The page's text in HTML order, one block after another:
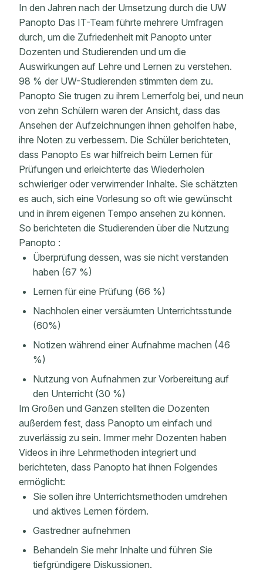
In den Jahren nach der Umsetzung durch die UW
Panopto Das IT-Team führte mehrere Umfragen
durch, um die Zufriedenheit mit Panopto unter
Dozenten und Studierenden und um die
Auswirkungen auf Lehre und Lernen zu verstehen.
98 % der UW-Studierenden stimmten dem zu.
Panopto Sie trugen zu ihrem Lernerfolg bei, und neun
von zehn Schülern waren der Ansicht, dass das
Ansehen der Aufzeichnungen ihnen geholfen habe,
ihre Noten zu verbessern. Die Schüler berichteten,
dass Panopto Es war hilfreich beim Lernen für
Prüfungen und erleichterte das Wiederholen
schwieriger oder verwirrender Inhalte. Sie schätzten
es auch, sich eine Vorlesung so oft wie gewünscht
und in ihrem eigenen Tempo ansehen zu können.
So berichteten die Studierenden über die Nutzung
Panopto :
Überprüfung dessen, was sie nicht verstanden
haben (67 %)
Lernen für eine Prüfung (66 %)
Nachholen einer versäumten Unterrichtsstunde
(60%)
Notizen während einer Aufnahme machen (46
%)
Nutzung von Aufnahmen zur Vorbereitung auf
den Unterricht (30 %)
Im Großen und Ganzen stellten die Dozenten
außerdem fest, dass Panopto um einfach und
zuverlässig zu sein. Immer mehr Dozenten haben
Videos in ihre Lehrmethoden integriert und
berichteten, dass Panopto hat ihnen Folgendes
ermöglicht:
Sie sollen ihre Unterrichtsmethoden umdrehen
und aktives Lernen fördern.
Gastredner aufnehmen
Behandeln Sie mehr Inhalte und führen Sie
tiefgründigere Diskussionen.